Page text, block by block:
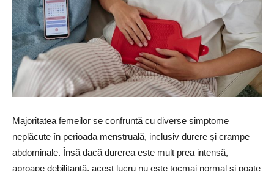
Majoritatea femeilor se confruntă cu diverse simptome
neplăcute în perioada menstruală, inclusiv durere și crampe
abdominale. Însă dacă durerea este mult prea intensă,
aproape debilitantă, acest lucru nu este tocmai normal și poate